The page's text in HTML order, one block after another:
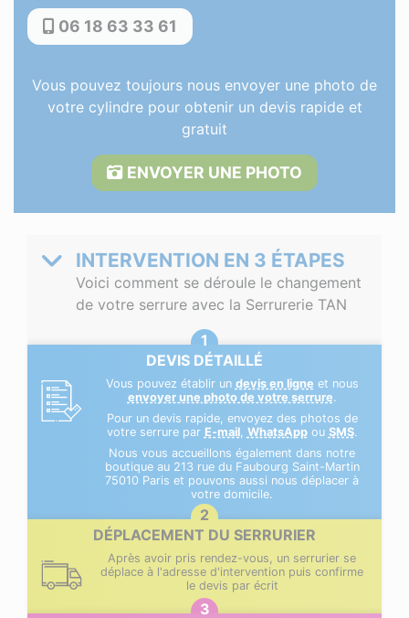
06 18 63 33 61
Vous pouvez toujours nous envoyer une photo de
votre cylindre pour obtenir un devis rapide et
gratuit
ENVOYER UNE PHOTO
INTERVENTION EN 3 ÉTAPES
Voici comment se déroule le changement
de votre serrure avec la Serrurerie TAN
DEVIS DÉTAILLÉ
Vous pouvez établir un devis en ligne et nous
envoyer une photo de votre serrure.
Pour un devis rapide, envoyez des photos de
votre serrure par E-mail, WhatsAppou SMS.
Nous vous accueillons également dans notre
boutique au 213 rue du Faubourg Saint-Martin
75010 Paris et pouvons aussi nous déplacer à
votre domicile.
DÉPLACEMENT DU SERRURIER
Après avoir pris rendez-vous, un serrurier se
déplace à l'adresse d'intervention puis confirme
le devis par écrit